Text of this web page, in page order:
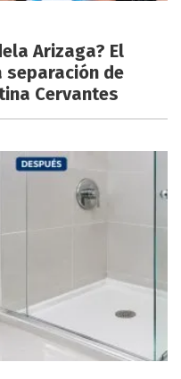
Arizaga? El
separación de
Cervantes